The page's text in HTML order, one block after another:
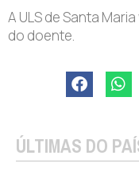
A ULS de Santa
do doente.
ÚLTIMAS DO